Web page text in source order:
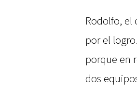
Rodolfo,
por el
porque en
dos